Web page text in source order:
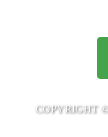
COPYRIGHT